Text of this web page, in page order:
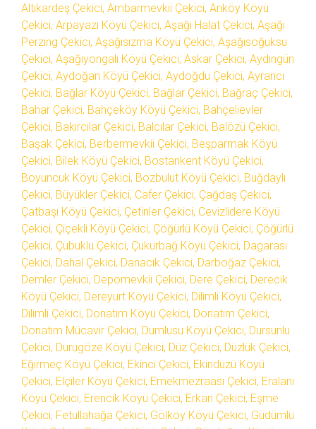
Altıkardeş Çekici, Ambarmevkii Çekici, Arıköy Köyü
Çekici, Arpayazı Köyü Çekici, Aşağı Halat Çekici, Aşağı
Perzing Çekici, Aşağısızma Köyü Çekici, Aşağısoğuksu
Çekici, Aşağıyongalı Köyü Çekici, Askar Çekici, Aydıngün
Çekici, Aydoğan Köyü Çekici, Aydoğdu Çekici, Ayrancı
Çekici, Bağlar Köyü Çekici, Bağlar Çekici, Bağraç Çekici,
Bahar Çekici, Bahçeköy Köyü Çekici, Bahçelievler
Çekici, Bakırcılar Çekici, Balcılar Çekici, Balözü Çekici,
Başak Çekici, Berbermevkii Çekici, Beşparmak Köyü
Çekici, Bilek Köyü Çekici, Bostankent Köyü Çekici,
Boyuncuk Köyü Çekici, Bozbulut Köyü Çekici, Buğdaylı
Çekici, Büyükler Çekici, Cafer Çekici, Çağdaş Çekici,
Çatbaşı Köyü Çekici, Çetinler Çekici, Cevizlidere Köyü
Çekici, Çiçekli Köyü Çekici, Çöğürlü Köyü Çekici, Çöğürlü
Çekici, Çubuklu Çekici, Çukurbağ Köyü Çekici, Dagarası
Çekici, Dahal Çekici, Danacık Çekici, Darboğaz Çekici,
Demler Çekici, Depomevkii Çekici, Dere Çekici, Derecik
Köyü Çekici, Dereyurt Köyü Çekici, Dilimli Köyü Çekici,
Dilimli Çekici, Donatım Köyü Çekici, Donatım Çekici,
Donatım Mücavir Çekici, Dumlusu Köyü Çekici, Dursunlu
Çekici, Durugöze Köyü Çekici, Düz Çekici, Düzlük Çekici,
Eğirmeç Köyü Çekici, Ekinci Çekici, Ekindüzü Köyü
Çekici, Elçiler Köyü Çekici, Emekmezraası Çekici, Eralanı
Köyü Çekici, Erencik Köyü Çekici, Erkan Çekici, Eşme
Çekici, Fetullahağa Çekici, Gölköy Köyü Çekici, Güdümlü